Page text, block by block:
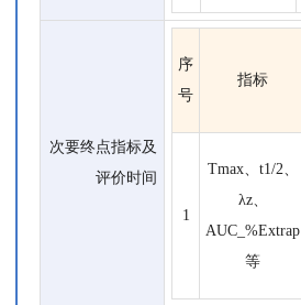
次要终点指标及
评价时间
序
号
指标
1
Tmax、t1/2、
λz、
AUC_%Extrap
等